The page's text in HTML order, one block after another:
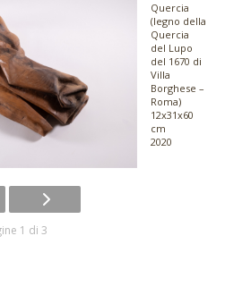
1 di 3
Quercia
(legno della
Quercia
del Lupo
del 1670 di
Villa
Borghese –
Roma)
12x31x60
cm
2020